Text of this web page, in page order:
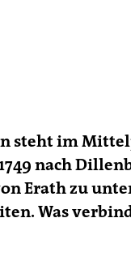
steht im
nach
Erath zu
Was